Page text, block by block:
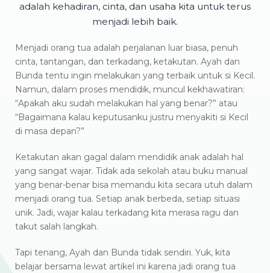
adalah kehadiran, cinta, dan usaha kita untuk terus
menjadi lebih baik.
Menjadi orang tua adalah perjalanan luar biasa, penuh
cinta, tantangan, dan terkadang, ketakutan. Ayah dan
Bunda tentu ingin melakukan yang terbaik untuk si Kecil.
Namun, dalam proses mendidik, muncul kekhawatiran:
“Apakah aku sudah melakukan hal yang benar?” atau
“Bagaimana kalau keputusanku justru menyakiti si Kecil
di masa depan?”
Ketakutan akan gagal dalam mendidik anak adalah hal
yang sangat wajar. Tidak ada sekolah atau buku manual
yang benar-benar bisa memandu kita secara utuh dalam
menjadi orang tua. Setiap anak berbeda, setiap situasi
unik. Jadi, wajar kalau terkadang kita merasa ragu dan
takut salah langkah.
Tapi tenang, Ayah dan Bunda tidak sendiri. Yuk, kita
belajar bersama lewat artikel ini karena jadi orang tua